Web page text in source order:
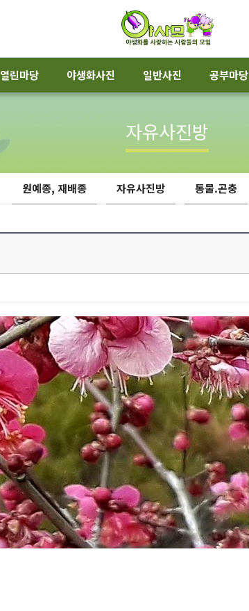
열린마당 야생화사진 일반사진 공부마당
자유사진방
원예종, 재배종 자유사진방 동물.곤충